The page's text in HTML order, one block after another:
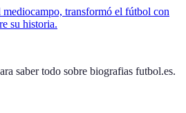
transformó el fútbol con
su historia.
saber todo sobre biografias futbol.es.